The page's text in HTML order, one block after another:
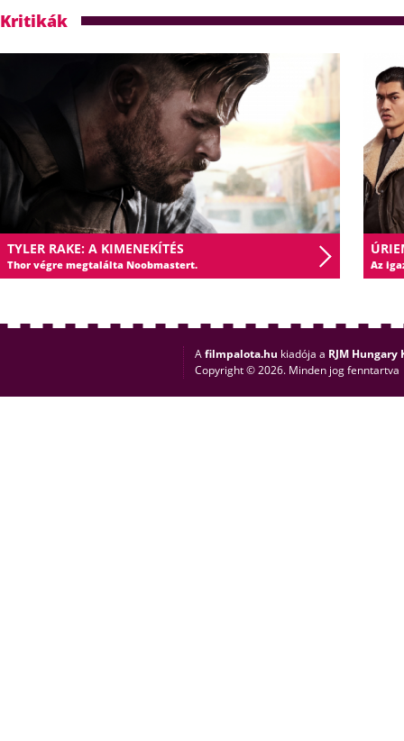
Kritikák
TYLER RAKE: A KIMENEKÍTÉS
Thor végre megtalálta Noobmastert. Az
Afilmpalota.hu kiadója a RJM Hungary
Copyright © 2026. Minden jog fenntartva